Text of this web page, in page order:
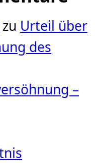
Urteil über
des
–